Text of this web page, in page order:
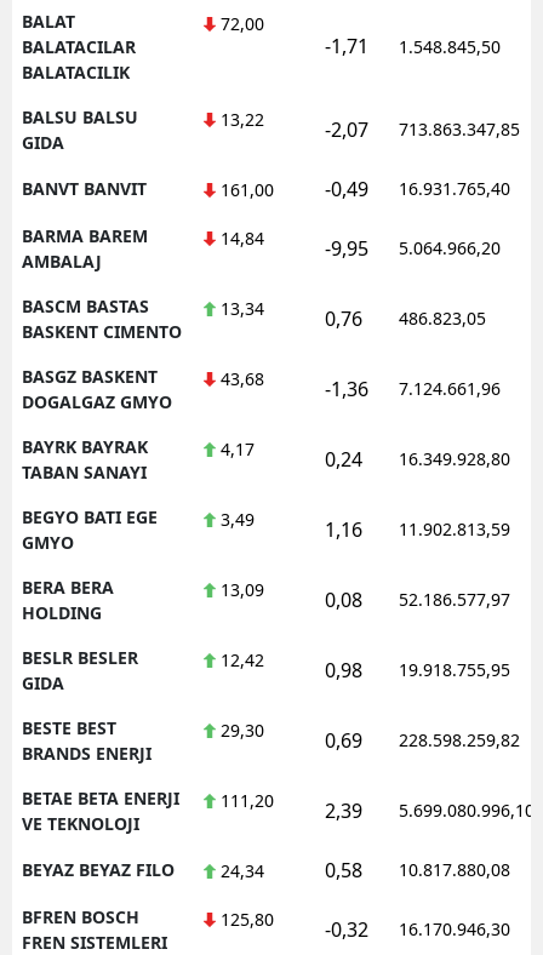
BALAT
BALATACILAR
BALATACILIK
72,00
-1,71 1.548.845,50
BALSU BALSU
GIDA
13,22 -2,07 713.863.347,85
BANVT BANVIT 161,00 -0,49 16.931.765,40
BARMA BAREM
AMBALAJ
14,84 -9,95 5.064.966,20
BASCM BASTAS
BASKENT CIMENTO
13,34 0,76 486.823,05
BASGZ BASKENT
DOGALGAZ GMYO
43,68 -1,36 7.124.661,96
BAYRK BAYRAK
TABAN SANAYI
4,17 0,24 16.349.928,80
BEGYO BATI EGE
GMYO
3,49 1,16 11.902.813,59
BERA BERA
HOLDING
13,09 0,08 52.186.577,97
BESLR BESLER
GIDA
12,42 0,98 19.918.755,95
BESTE BEST
BRANDS ENERJI
29,30 0,69 228.598.259,82
BETAE BETA ENERJI
VE TEKNOLOJI
111,20 2,39 5.699.080.996,10
BEYAZ BEYAZ FILO 24,34 0,58 10.817.880,08
BFREN BOSCH
FREN SISTEMLERI
125,80 -0,32 16.170.946,30